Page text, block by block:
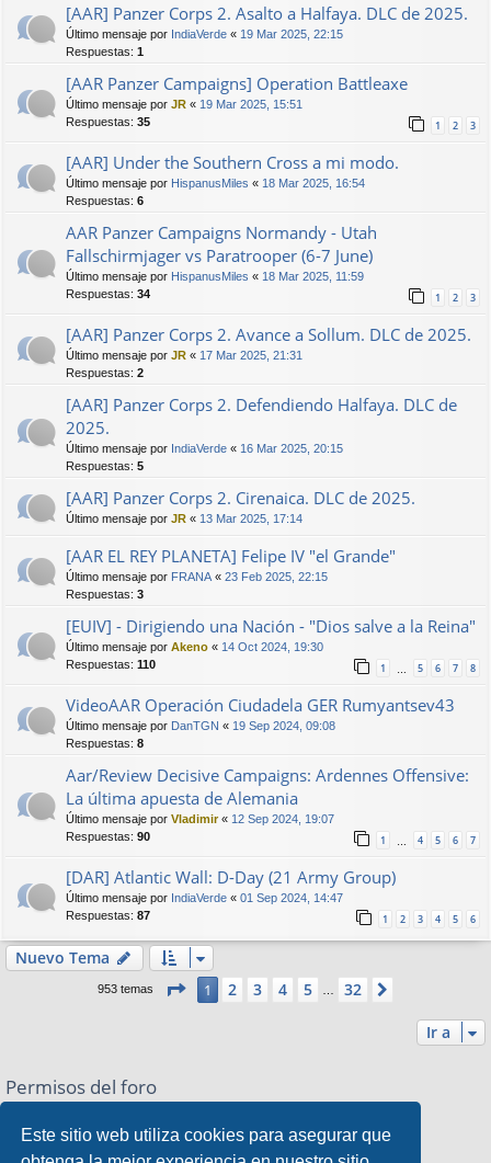
Este sitio web utiliza cookies para asegurar que
[AAR] Panzer Corps 2. Asalto a Halfaya. DLC de 2025.
Último mensaje por IndiaVerde « 19 Mar 2025, 22:15
Respuestas: 1
[AAR Panzer Campaigns] Operation Battleaxe
Último mensaje por JR « 19 Mar 2025, 15:51
Respuestas: 35 1 2 3
[AAR] Under the Southern Cross a mi modo.
Último mensaje por HispanusMiles « 18 Mar 2025, 16:54
Respuestas: 6
AAR Panzer Campaigns Normandy - Utah
Fallschirmjager vs Paratrooper (6-7 June)
Último mensaje por HispanusMiles « 18 Mar 2025, 11:59
Respuestas: 34 1 2 3
[AAR] Panzer Corps 2. Avance a Sollum. DLC de 2025.
Último mensaje por JR « 17 Mar 2025, 21:31
Respuestas: 2
[AAR] Panzer Corps 2. Defendiendo Halfaya. DLC de
2025.
Último mensaje por IndiaVerde « 16 Mar 2025, 20:15
Respuestas: 5
[AAR] Panzer Corps 2. Cirenaica. DLC de 2025.
Último mensaje por JR « 13 Mar 2025, 17:14
[AAR EL REY PLANETA] Felipe IV "el Grande"
Último mensaje por FRANA « 23 Feb 2025, 22:15
Respuestas: 3
[EUIV] - Dirigiendo una Nación - "Dios salve a la Reina"
Último mensaje por Akeno « 14 Oct 2024, 19:30
Respuestas: 110 1 … 5 6 7 8
VideoAAR Operación Ciudadela GER Rumyantsev43
Último mensaje por DanTGN « 19 Sep 2024, 09:08
Respuestas: 8
Aar/Review Decisive Campaigns: Ardennes Offensive:
La última apuesta de Alemania
Último mensaje por Vladimir« 12 Sep 2024, 19:07
Respuestas: 90 1 … 4 5 6 7
[DAR] Atlantic Wall: D-Day (21 Army Group)
Último mensaje por IndiaVerde « 01 Sep 2024, 14:47
Respuestas: 87 1 2 3 4 5 6
Nuevo Tema
953 temas Página de 32
1 2 3 4 5 32
Ir a
Permisos del foro
No puede responder a temas en este Foro
No puede editar sus mensajes en este Foro
No puedeborrar sus mensajes en este Foro